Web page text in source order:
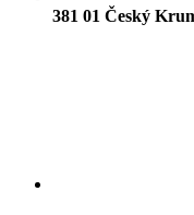
381 01 Český